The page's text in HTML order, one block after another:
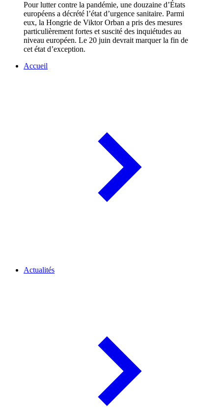
Pour lutter contre la pandémie, une douzaine d’États
européens a décrété l’état d’urgence sanitaire. Parmi
eux, la Hongrie de Viktor Orban a pris des mesures
particulièrement fortes et suscité des inquiétudes au
niveau européen. Le 20 juin devrait marquer la fin de
cet état d’exception.
Accueil
Actualités